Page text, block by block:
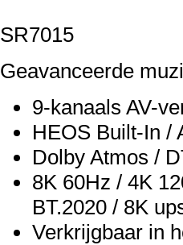
SR7015
Geavanceerde
9-kanaals AV-
HEOS Built-In /
Dolby Atmos /
8K 60Hz / 4K
BT.2020 / 8K
Verkrijgbaar in